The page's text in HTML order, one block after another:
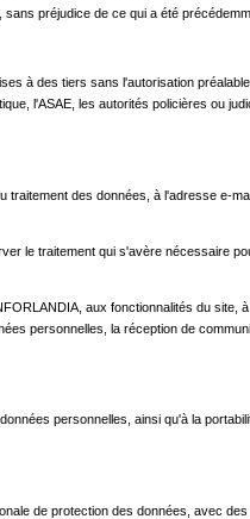
préjudice de ce qui a été
à des tiers sans l'autorisation
l'ASAE, les autorités policières ou
des données, à l'adresse e-
traitement qui s'avère nécessaire
aux fonctionnalités du site,
personnelles, la réception de
personnelles, ainsi qu'à la
de protection des données, avec